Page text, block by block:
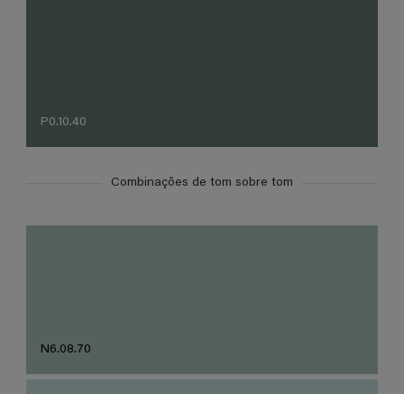
P0.10.40
Combinações de tom sobre tom
N6.08.70